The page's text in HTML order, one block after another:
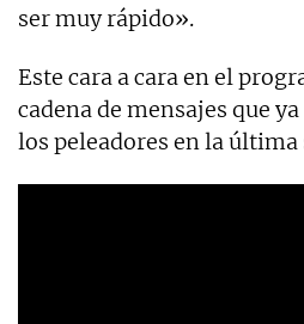
ser muy rápido».
Este cara a cara en el
cadena de mensajes que
los peleadores en la última